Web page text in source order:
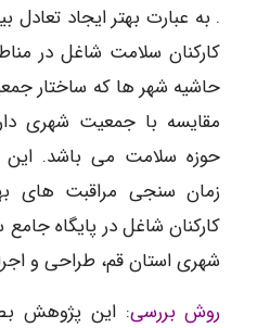
. به عبارت بهتر ایجاد تعادل
کارکنان سلامت شاغل در
حاشیه شهر ها که ساختار
مقایسه با جمعیت شهری
حوزه سلامت می باشد. این
زمان سنجی مراقبت های
کارکنان شاغل در پایگاه
شهری استان قم، طراحی و
روش بررسی: این پژوهش